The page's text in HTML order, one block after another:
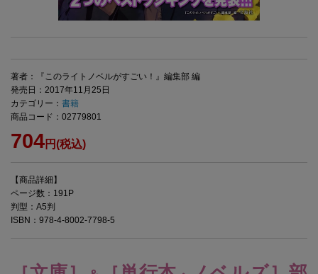
著者：『このライトノベルがすごい！』編集部 編
発売日：2017年11月25日
カテゴリー： 書籍
商品コード：02779801
704円(税込)
【商品詳細】
ページ数：191P
判型：A5判
ISBN：978-4-8002-7798-5